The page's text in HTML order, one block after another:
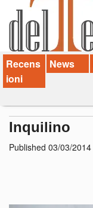
Contatti
dT in English
Recens
ioni
News
Inquilino
Published 03/03/2014